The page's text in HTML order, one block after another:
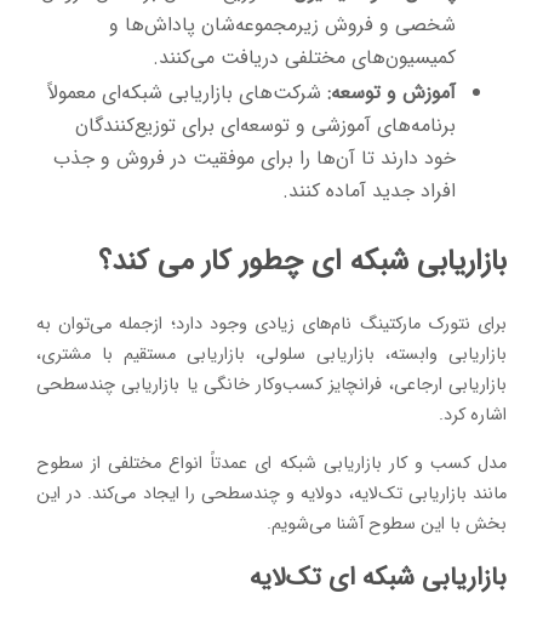
شخصی و فروش زیرمجموعه‌شان پاداش‌ها و
کمیسیون‌های مختلفی دریافت می‌کنند.
آموزش و توسعه: شرکت‌های بازاریابی شبکه‌ای معمولاً
برنامه‌های آموزشی و توسعه‌ای برای توزیع‌کنندگان
خود دارند تا آن‌ها را برای موفقیت در فروش و جذب
افراد جدید آماده کنند.
بازاریابی شبکه ای چطور کار می کند؟
برای نتورک مارکتینگ نام‌های زیادی وجود دارد؛ ازجمله می‌توان به
بازاریابی وابسته، بازاریابی سلولی، بازاریابی مستقیم با مشتری،
بازاریابی ارجاعی، فرانچایز کسب‌وکار خانگی یا بازاریابی چندسطحی
اشاره کرد.
مدل کسب و کار بازاریابی شبکه ای عمدتاً انواع مختلفی از سطوح
مانند بازاریابی تک‌لایه، دولایه و چندسطحی را ایجاد می‌کند. در این
بخش با این سطوح آشنا می‌شویم.
بازاریابی شبکه ای تک‌لایه